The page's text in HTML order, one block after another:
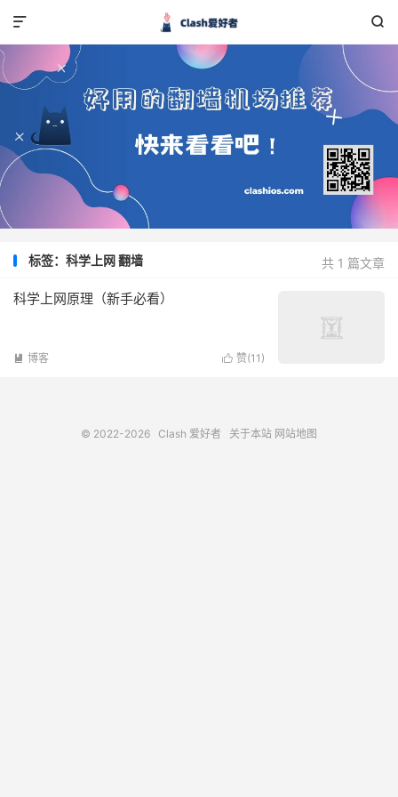


共 1 篇文章
标签：科学上网 翻墙
科学上网原理（新手必看）
 赞(11 )
 博客
© 2022-2026 Clash 爱好者 关于本站 网站地图